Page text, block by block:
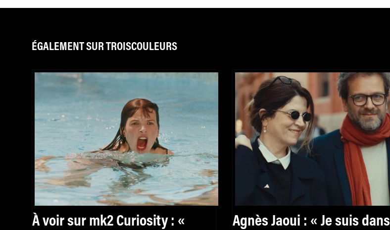
ÉGALEMENT SUR TROISCOULEURS
À voir sur mk2 Curiosity : «
Agnès Jaoui : « Je suis dans